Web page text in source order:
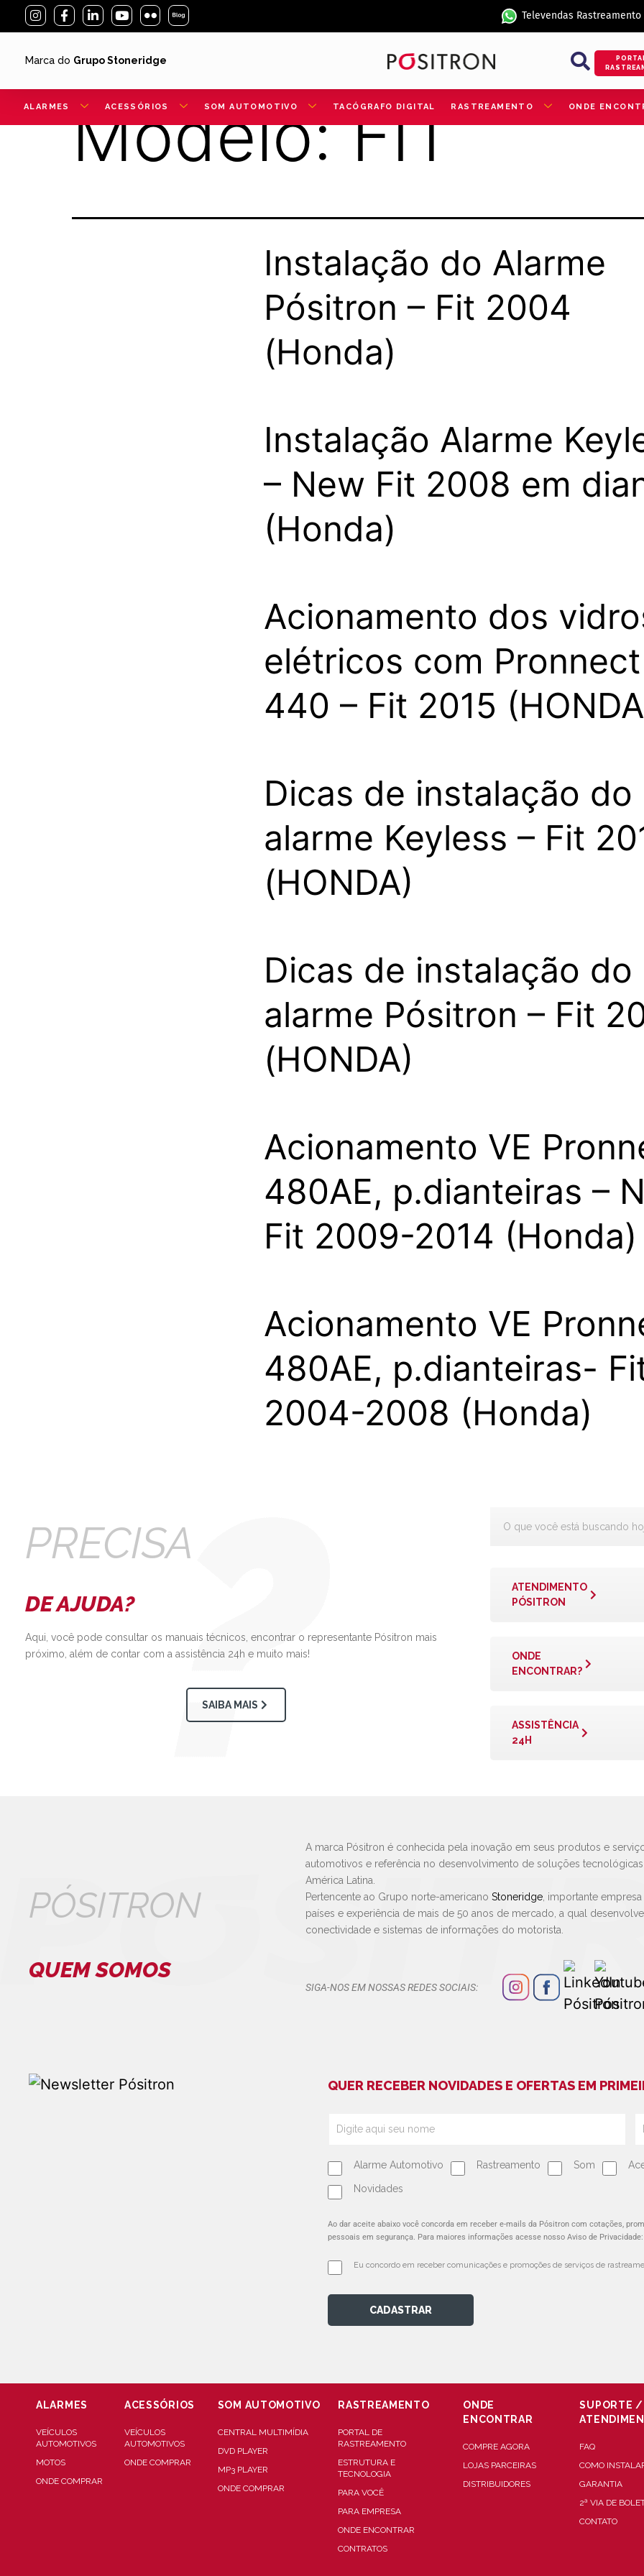
Televendas
Marca do Grupo Stoneridge
ALARMES ACESSÓRIOS SOM AUTOMOTIVO TACÓGRAFO DIGITAL RASTREAMENTO ONDE
Modelo:FIT
Instalação do Alarme
Pósitron – Fit 2004
(Honda)
Instalação Alarme
– New Fit 2008 em
(Honda)
Acionamento dos
elétricos com Pronnect
440 – Fit 2015
Dicas de instalação do
alarme Keyless – Fit
(HONDA)
Dicas de instalação do
alarme Pósitron – Fit
(HONDA)
Acionamento VE
480AE, p.dianteiras –
Fit 2009-2014 (Honda)
Acionamento VE
480AE, p.dianteiras-
2004-2008 (Honda)
PRECISA
DE AJUDA?
Aqui, você pode consultar os manuais técnicos, encontrar o representante Pósitron mais
próximo, além de contar com a assistência 24h e muito mais!
SAIBA MAIS
ATENDIMENTO
PÓSITRON
ONDE
ENCONTRAR?
ASSISTÊNCIA
24H
PÓSITRON
QUEM SOMOS
A marca Pósitron é conhecida pela inovação em seus produtos e
automotivos e referência no desenvolvimento de soluções
América Latina.
Pertencente ao Grupo norte-americanoStoneridge , importante
países e experiência de mais de 50 anos de mercado, a qual
conectividade e sistemas de informações do motorista.
SIGA-NOS EM NOSSAS REDES SOCIAIS:
QUER RECEBER NOVIDADES E OFERTAS EM
Alarme Automotivo Rastreamento Som
Novidades
Ao dar aceite abaixo você concorda em receber e-mails da Pósitron com cotações,
pessoais em segurança. Para maiores informações acesse nosso Aviso de
Eu concordo em receber comunicações e promoções de serviços de
CADASTRAR
ALARMES
VEÍCULOS
AUTOMOTIVOS
MOTOS
ONDE COMPRAR
ACESSÓRIOS
VEÍCULOS
AUTOMOTIVOS
ONDE COMPRAR
SOM AUTOMOTIVO
CENTRAL MULTIMÍDIA
DVD PLAYER
MP3 PLAYER
ONDE COMPRAR
RASTREAMENTO
PORTAL DE
RASTREAMENTO
ESTRUTURA E
TECNOLOGIA
PARA VOCÊ
PARA EMPRESA
ONDE ENCONTRAR
CONTRATOS
ONDE
ENCONTRAR
COMPRE AGORA
LOJAS PARCEIRAS
DISTRIBUIDORES
SUPORTE /
FAQ
COMO
GARANTIA
2ª VIA DE
CONTATO